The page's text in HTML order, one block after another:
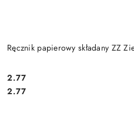
Ręcznik papierowy składany ZZ
Cena:
2.77
Cena:
2.77